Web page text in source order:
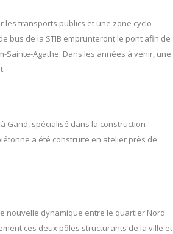
les transports publics et une zone cyclo-
bus de la STIB emprunteront le pont afin de
Sainte-Agathe. Dans les années à venir, une
Gand, spécialisé dans la construction
a été construite en atelier près de
nouvelle dynamique entre le quartier Nord
ces deux pôles structurants de la ville et